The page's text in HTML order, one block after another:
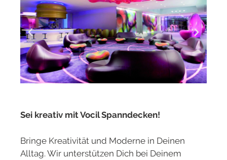
Sei kreativ mit Vocil Spanndecken!
Bringe Kreativität und Moderne in Deinen
Alltag. Wir unterstützen Dich bei Deinem